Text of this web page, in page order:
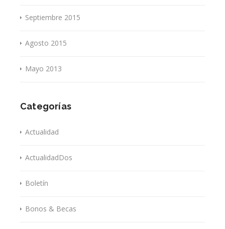
Septiembre 2015
Agosto 2015
Mayo 2013
Categorías
Actualidad
ActualidadDos
Boletín
Bonos & Becas